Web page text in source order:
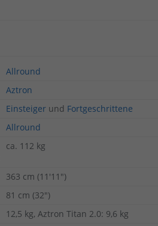
Allround
Aztron
Einsteiger und Fortgeschrittene
Allround
ca. 112 kg
363 cm (11'11")
81 cm (32")
12,5 kg, Aztron Titan 2.0: 9,6 kg